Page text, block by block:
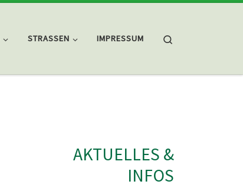
STRASSEN IMPRESSUM
AKTUELLES &
INFOS